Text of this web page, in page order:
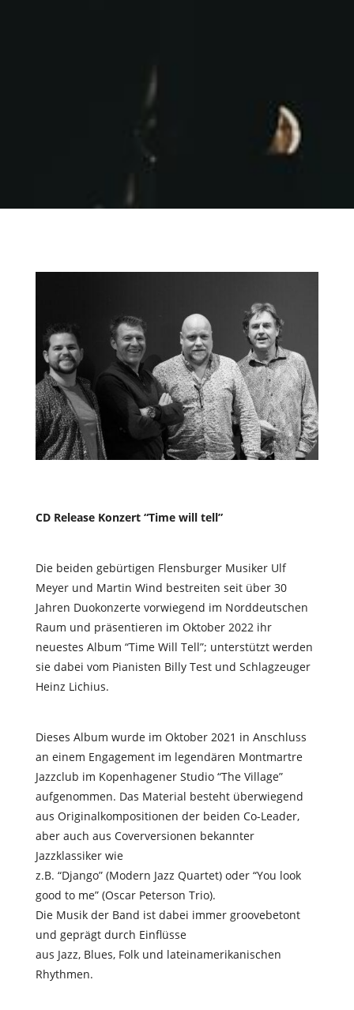
CD Release Konzert “Time will tell”
Die beiden gebürtigen Flensburger Musiker Ulf
Meyer und Martin Wind bestreiten seit über 30
Jahren Duokonzerte vorwiegend im Norddeutschen
Raum und präsentieren im Oktober 2022 ihr
neuestes Album “Time Will Tell”; unterstützt werden
sie dabei vom Pianisten Billy Test und Schlagzeuger
Heinz Lichius.
Dieses Album wurde im Oktober 2021 in Anschluss
an einem Engagement im legendären Montmartre
Jazzclub im Kopenhagener Studio “The Village”
aufgenommen. Das Material besteht überwiegend
aus Originalkompositionen der beiden Co-Leader,
aber auch aus Coverversionen bekannter
Jazzklassiker wie
z.B. “Django” (Modern Jazz Quartet) oder “You look
good to me” (Oscar Peterson Trio).
Die Musik der Band ist dabei immer groovebetont
und geprägt durch Einflüsse
aus Jazz, Blues, Folk und lateinamerikanischen
Rhythmen.